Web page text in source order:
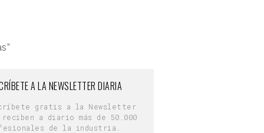
A LA NEWSLETTER DIARIA
gratis a la Newsletter
reciben a diario más de 50.000
de la industria.